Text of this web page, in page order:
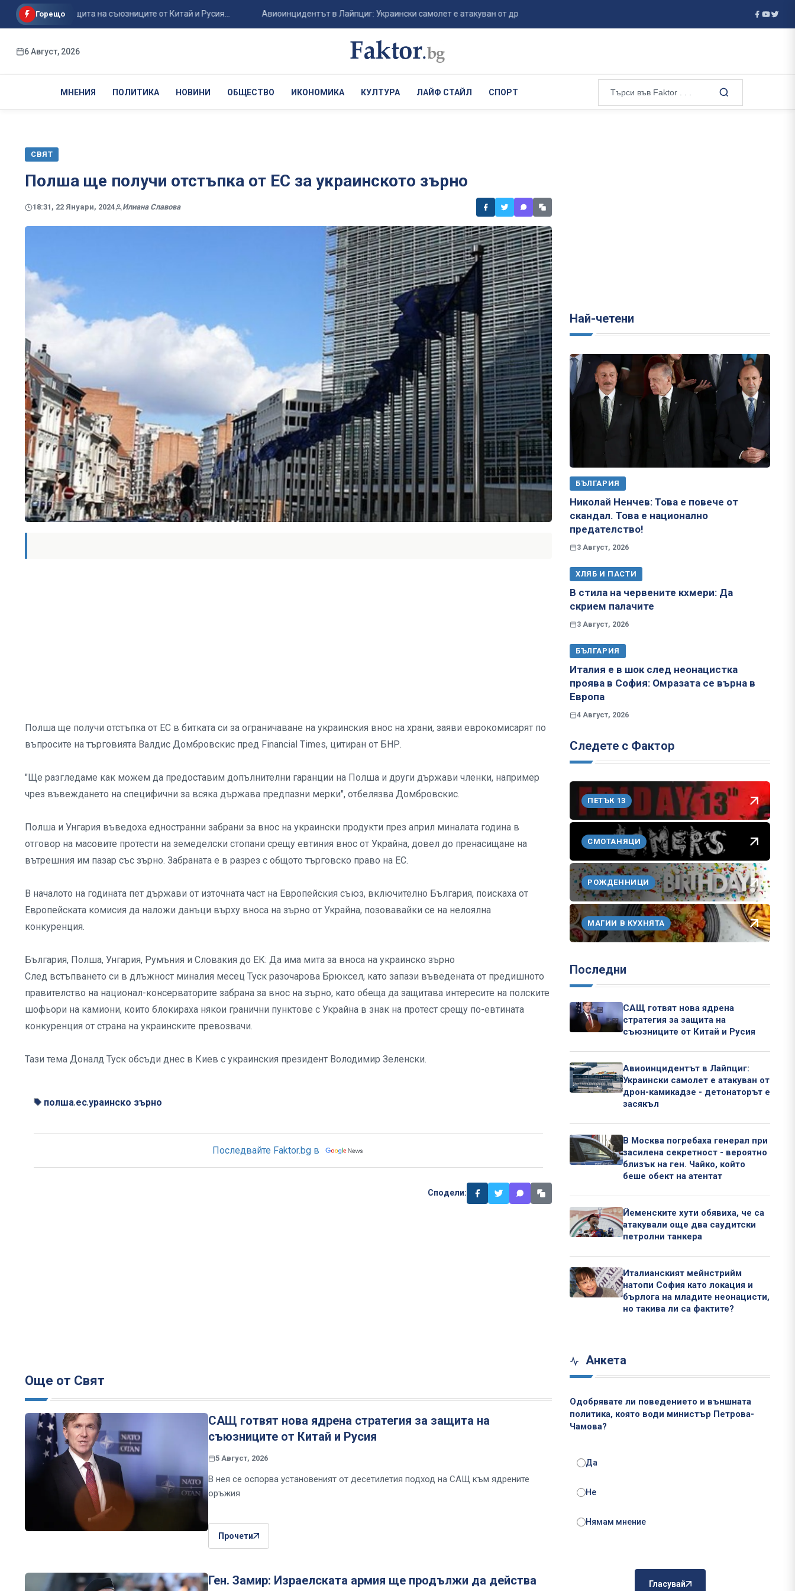
Горещо
за защита на съюзниците от Китай и Русия... Авиоинцидентът в Лайпциг: Украински самолет е атакуван от дрон-камикадзе - детон... В Москва погребаха генерал при засилена
6 Август, 2026
МНЕНИЯ ПОЛИТИКА НОВИНИ ОБЩЕСТВО ИКОНОМИКА КУЛТУРА ЛАЙФ СТАЙЛ СПОРТ
СВЯТ
Полша ще получи отстъпка от ЕС за украинското зърно
18:31, 22 Януари, 2024 Илиана Славова
Полша ще получи отстъпка от ЕС в битката си за ограничаване на украинския внос на храни, заяви еврокомисарят по
въпросите на търговията Валдис Домбровскис пред Financial Times, цитиран от БНР.
"Ще разгледаме как можем да предоставим допълнителни гаранции на Полша и други държави членки, например
чрез въвеждането на специфични за всяка държава предпазни мерки", отбелязва Домбровскис.
Полша и Унгария въведоха едностранни забрани за внос на украински продукти през април миналата година в
отговор на масовите протести на земеделски стопани срещу евтиния внос от Украйна, довел до пренасищане на
вътрешния им пазар със зърно. Забраната е в разрез с общото търговско право на ЕС.
В началото на годината пет държави от източната част на Европейския съюз, включително България, поискаха от
Европейската комисия да наложи данъци върху вноса на зърно от Украйна, позовавайки се на нелоялна
конкуренция.
България, Полша, Унгария, Румъния и Словакия до ЕК: Да има мита за вноса на украинско зърно
След встъпването си в длъжност миналия месец Туск разочарова Брюксел, като запази въведената от предишното
правителство на национал-консерваторите забрана за внос на зърно, като обеща да защитава интересите на полските
шофьори на камиони, които блокираха някои гранични пунктове с Украйна в знак на протест срещу по-евтината
конкуренция от страна на украинските превозвачи.
Тази тема Доналд Туск обсъди днес в Киев с украинския президент Володимир Зеленски.
полша,ес,ураинско зърно
Последвайте Faktor.bg в
Сподели:
Още от Свят
САЩ готвят нова ядрена стратегия за защита на
съюзниците от Китай и Русия
5 Август, 2026
В нея се оспорва установеният от десетилетия подход на САЩ към ядрените
оръжия
Прочети
Ген. Замир: Израелската армия ще продължи да действа
Най-четени
БЪЛГАРИЯ
Николай Ненчев: Това е повече от
скандал. Това е национално
предателство!
3 Август, 2026
ХЛЯБ И ПАСТИ
В стила на червените кхмери: Да
скрием палачите
3 Август, 2026
БЪЛГАРИЯ
Италия е в шок след неонацистка
проява в София: Омразата се върна в
Европа
4 Август, 2026
Следете с Фактор
ПЕТЪК 13
СМОТАНЯЦИ
РОЖДЕННИЦИ
МАГИИ В КУХНЯТА
Последни
САЩ готвят нова ядрена
стратегия за защита на
съюзниците от Китай и Русия
Авиоинцидентът в Лайпциг:
Украински самолет е атакуван от
дрон-камикадзе - детонаторът е
засякъл
В Москва погребаха генерал при
засилена секретност - вероятно
близък на ген. Чайко, който
беше обект на атентат
Йеменските хути обявиха, че са
атакували още два саудитски
петролни танкера
Италианският мейнстрийм
натопи София като локация и
бърлога на младите неонацисти,
но такива ли са фактите?
Анкета
Одобрявате ли поведението и външната
политика, която води министър Петрова-
Чамова?
Да
Не
Нямам мнение
Гласувай